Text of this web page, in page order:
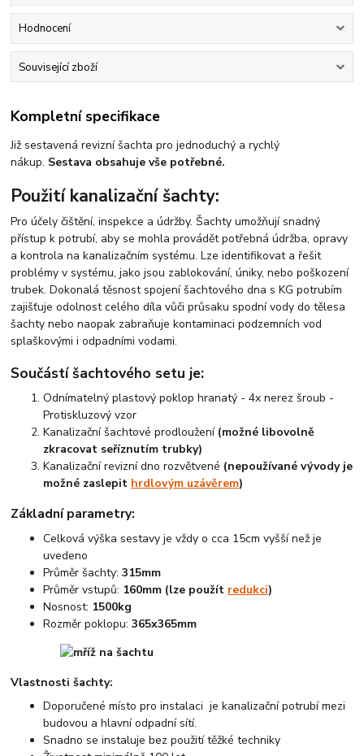
Hodnocení
Související zboží
Kompletní specifikace
Již sestavená revizní šachta pro jednoduchý a rychlý
nákup. Sestava obsahuje vše potřebné.
Použití kanalizační šachty:
Pro účely čištění, inspekce a údržby. Šachty umožňují snadný
přístup k potrubí, aby se mohla provádět potřebná údržba, opravy
a kontrola na kanalizačním systému. Lze identifikovat a řešit
problémy v systému, jako jsou zablokování, úniky, nebo poškození
trubek. Dokonalá těsnost spojení šachtového dna s KG potrubím
zajišťuje odolnost celého díla vůči průsaku spodní vody do tělesa
šachty nebo naopak zabraňuje kontaminaci podzemních vod
splaškovými i odpadními vodami.
Součástí šachtového setu je:
Odnímatelný plastový poklop hranatý - 4x nerez šroub -
Protiskluzový vzor
Kanalizační šachtové prodloužení (možné libovolně
zkracovat seříznutím trubky)
Kanalizační revizní dno rozvětvené (nepoužívané vývody je
možné zaslepit hrdlovým uzávěrem)
Základní parametry:
Celková výška sestavy je vždy o cca 15cm vyšší než je
uvedeno
Průměr šachty:315mm
Průměr vstupů: 160mm (lze použít redukci)
Nosnost: 1500kg
Rozměr poklopu:365x365mm
Vlastnosti šachty:
Doporučené místo pro instalaci je kanalizační potrubí mezi
budovou a hlavní odpadní sítí.
Snadno se instaluje bez použití těžké techniky